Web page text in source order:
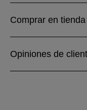
Comprar en
Opiniones de